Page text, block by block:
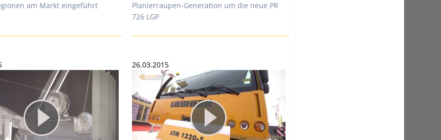
am Markt eingeführt
Planierraupen-Generation um die neue PR
726 LGP
26.03.2015